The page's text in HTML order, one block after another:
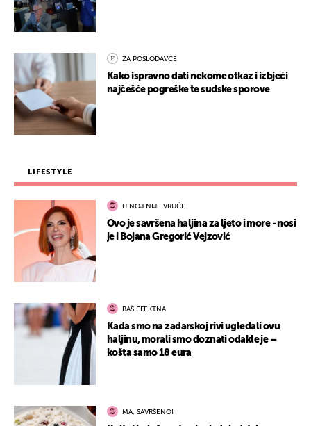
ZA POSLODAVCE
Kako ispravno dati nekome otkaz i izbjeći
najčešće pogreške te sudske sporove
LIFESTYLE
U NOJ NIJE VRUĆE
Ovo je savršena haljina za ljeto i more - nosi
je i Bojana Gregorić Vejzović
BAŠ EFEKTNA
Kada smo na zadarskoj rivi ugledali ovu
haljinu, morali smo doznati odakle je –
košta samo 18 eura
MA, SAVRŠENO!